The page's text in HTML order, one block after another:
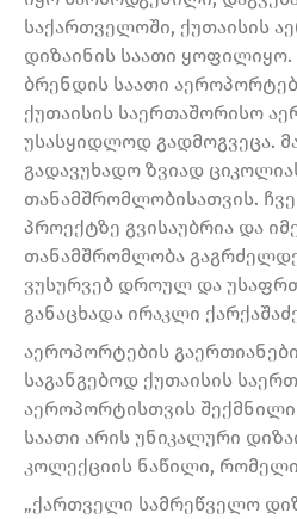
საქართველოში, ქუთაისის
დიზაინის საათი ყოფილიყო.
ბრენდის საათი
ქუთაისის საერთაშორისო
უსასყიდლოდ გადმოგვეცა.
გადავუხადო ზვიად
თანამშრომლობისათვის.
პროექტზე გვისაუბრია და
თანამშრომლობა
ვუსურვებ დროულ და
განაცხადა ირაკლი
აეროპორტების
საგანგებოდ ქუთაისის
აეროპორტისთვის
საათი არის უნიკალური
კოლექციის ნაწილი,
„ქართველი სამრეწველო